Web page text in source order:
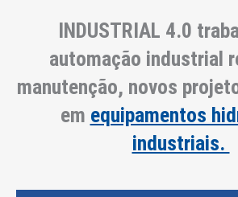
INDUSTRIAL 4.0
automação industrial
manutenção, novos
em equipamentos
industriais.